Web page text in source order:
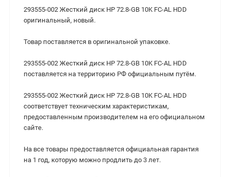
293555-002 Жесткий диск HP 72.8-GB 10K FC-AL HDD
оригинальный, новый.
Товар поставляется в оригинальной упаковке.
293555-002 Жесткий диск HP 72.8-GB 10K FC-AL HDD
поставляется на территорию РФ официальным путём.
293555-002 Жесткий диск HP 72.8-GB 10K FC-AL HDD
cоответствует техническим характеристикам,
предоставленным производителем на его официальном
сайте.
На все товары предоставляется официальная гарантия
на 1 год, которую можно продлить до 3 лет.